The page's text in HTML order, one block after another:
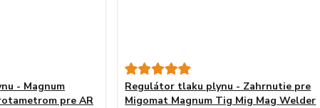
- Magnum
pre AR
Regulátor tlaku plynu - Zahrnutie pre
Migomat Magnum Tig Mig Mag Welder